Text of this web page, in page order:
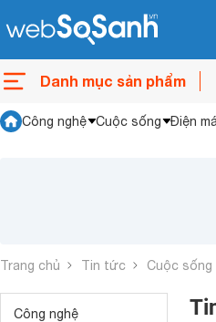
Danh mục sản phẩm
Công nghệ Cuộc sống Điện
Trang chủ Tin tức Cuộc sống
Công nghệ